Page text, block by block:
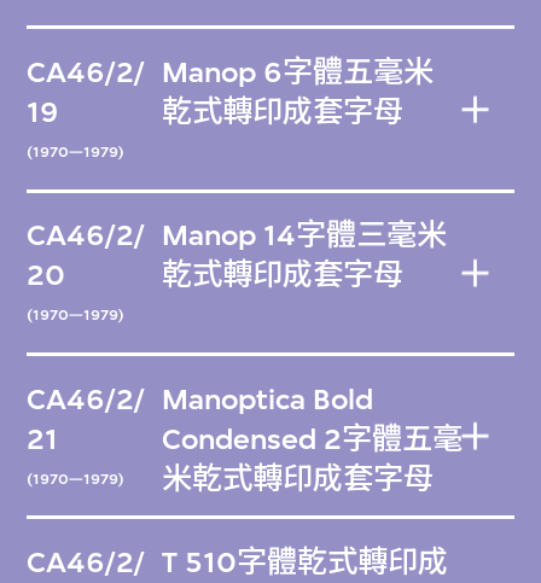
CA46/2/
19
(1970—1979)
Manop 6字體五毫米
乾式轉印成套字母
CA46/2/
20
(1970—1979)
Manop 14字體三毫米
乾式轉印成套字母
CA46/2/
21
(1970—1979)
Manoptica Bold
Condensed 2字體五毫
米乾式轉印成套字母
CA46/2/ T 510字體乾式轉印成